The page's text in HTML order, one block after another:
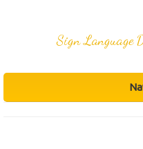
Sign Language